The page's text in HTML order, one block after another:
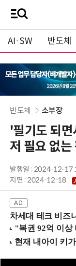
AI·SW 반도체
반도체 소부장
'필기도 되면
저 필요 없는
발행일 : 2024-12-17
지면 :2024-12-18
차세대 테크 비즈니스의 치